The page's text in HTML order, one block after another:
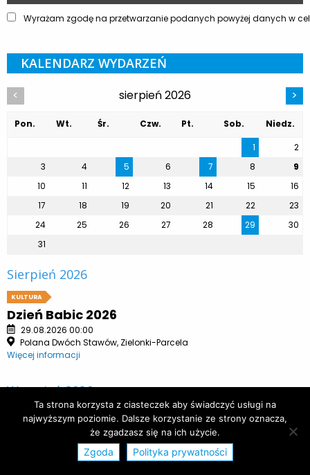
Wyrażam zgodę na przetwarzanie podanych powyżej danych w
KALENDARZ WYDARZEŃ
< sierpień 2026 >
Pon. Wt. Śr. Czw. Pt. Sob.
Niedz.
1
2
3
4 5 6 7 8
9
10
11 12 13 14 15
16
17
18 19 20 21 22
23
24
25 26 27 28 29
30
31
Sierpień 2026
KULTURA
Dzień Babic 2026
29.08.2026 00:00
Polana Dwóch Stawów, Zielonki-Parcela
Więcej informacji
Wrzesień 2026
KULTURA
Ogrody Sztuki 2026
20.09.2026 11:00
Finał Ogrodów Sztuki 2026 oraz krótki recital Moniki Węgiel w Sali
Ta strona korzysta z ciasteczek aby świadczyć usługi na
najwyższym poziomie. Dalsze korzystanie ze strony oznacza,
że zgadzasz się na ich użycie.
Zgoda Polityka prywatności